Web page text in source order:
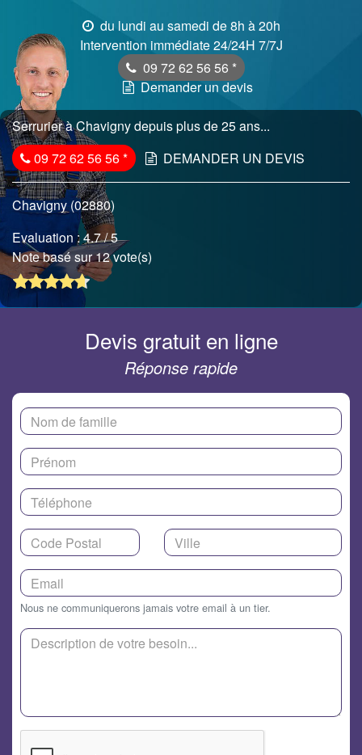
du lundi au samedi de 8h à 20h
Intervention immédiate 24/24H 7/7J
09 72 62 56 56 *
Demander un devis
Serrurier à Chavigny depuis plus de 25 ans...
09 72 62 56 56* DEMANDER UN DEVIS
Chavigny (02880)
Evaluation :4.7/ 5
Note basé sur 12 vote(s)
Devis gratuit en ligne
Réponse rapide
Nous ne communiquerons jamais votre email à un tier.